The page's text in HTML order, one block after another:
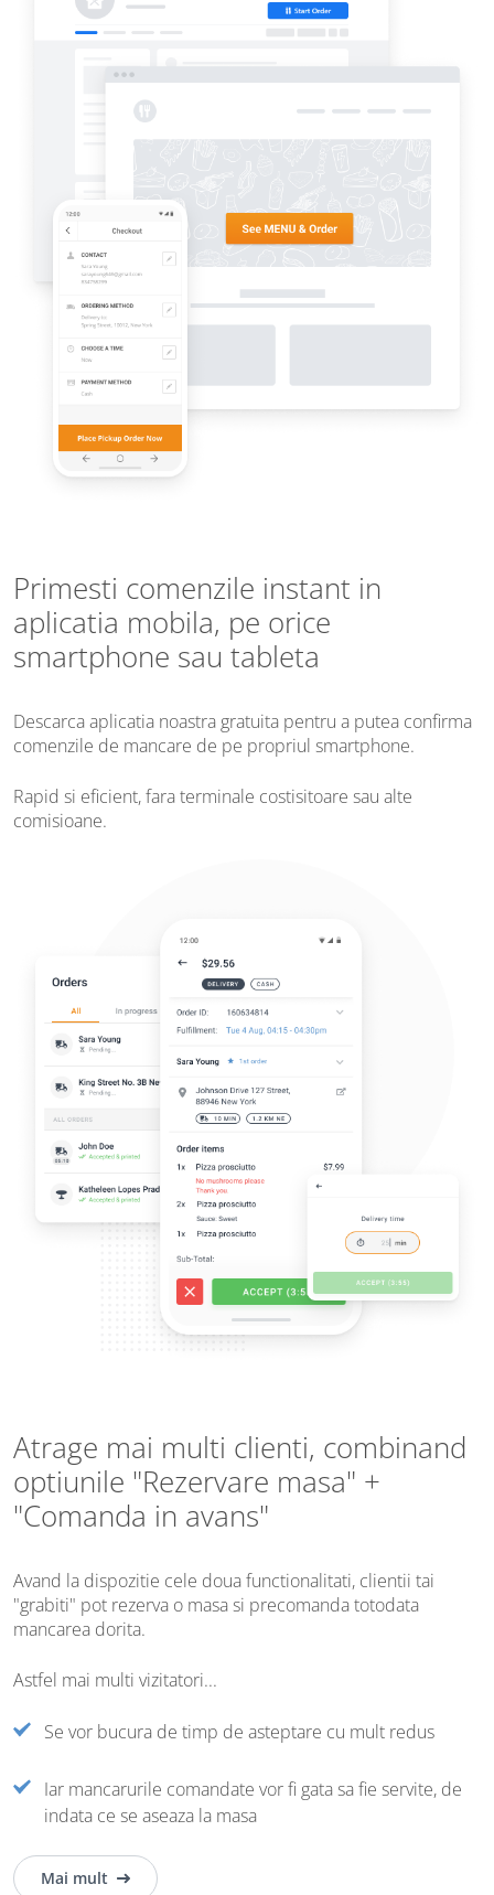
Primesti comenzile instant in
aplicatia mobila, pe orice
smartphone sau tableta
Descarca aplicatia noastra gratuita pentru a putea confirma
comenzile de mancare de pe propriul smartphone.
Rapid si eficient, fara terminale costisitoare sau alte
comisioane.
Atrage mai multi clienti, combinand
optiunile "Rezervare masa" +
"Comanda in avans"
Avand la dispozitie cele doua functionalitati, clientii tai
"grabiti" pot rezerva o masa si precomanda totodata
mancarea dorita.
Astfel mai multi vizitatori...
Se vor bucura de timp de asteptare cu mult redus
Iar mancarurile comandate vor fi gata sa fie servite, de
indata ce se aseaza la masa
Mai mult